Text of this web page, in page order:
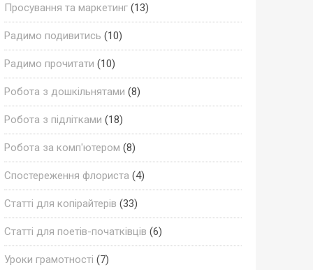
Просування та маркетинг(13)
Радимо подивитись (10)
Радимо прочитати (10)
Робота з дошкільнятами (8)
Робота з підлітками (18)
Робота за комп'ютером (8)
Спостереження флориста (4)
Статті для копірайтерів (33)
Статті для поетів-початківців (6)
Уроки грамотності (7)